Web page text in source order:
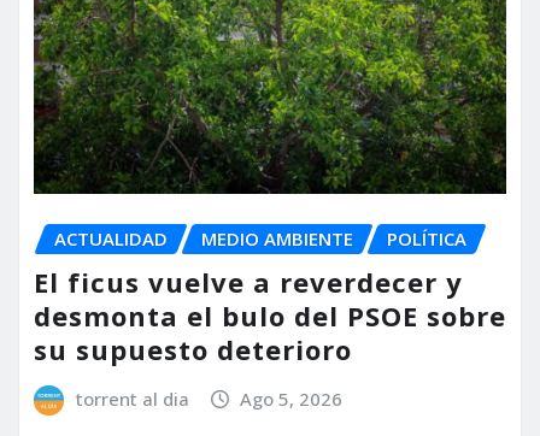
ACTUALIDAD MEDIO AMBIENTE POLÍTICA
El ficus vuelve a reverdecer y
desmonta el bulo del PSOE sobre
su supuesto deterioro
torrent al dia Ago 5, 2026